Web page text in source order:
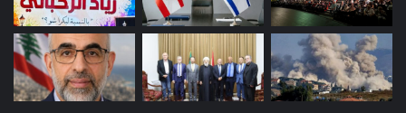
معادن
(1)
موازنة
(4)
نفط
(91)
اتصالات
(26)